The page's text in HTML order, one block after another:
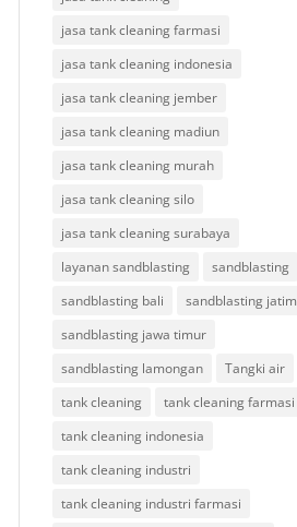
jasa tank cleaning farmasi
jasa tank cleaning indonesia
jasa tank cleaning jember
jasa tank cleaning madiun
jasa tank cleaning murah
jasa tank cleaning silo
jasa tank cleaning surabaya
layanan sandblasting
sandblasting
sandblasting bali
sandblasting jatim
sandblasting jawa timur
sandblasting lamongan
Tangki air
tank cleaning
tank cleaning farmasi
tank cleaning indonesia
tank cleaning industri
tank cleaning industri farmasi